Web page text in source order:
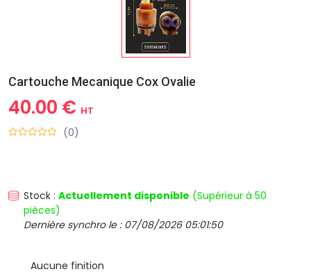
Cartouche Mecanique Cox Ovalie
40.00 € HT
(0)
Stock : Actuellement disponible (Supérieur à 50
pièces)
Dernière synchro le : 07/08/2026 05:01:50
Aucune finition